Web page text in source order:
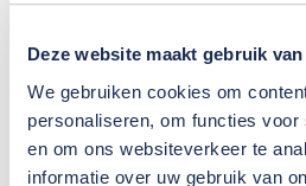
Deze website maakt gebruik
We gebruiken cookies om
personaliseren, om functies voor
en om ons websiteverkeer te
informatie over uw gebruik van
Verder na hersenletsel
Een beroerte, ongeluk,
aan de hersenen kan leiden